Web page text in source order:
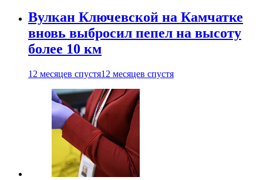
Вулкан Ключевской на Камчатке
вновь выбросил пепел на высоту
более 10 км
12 месяцев спустя12 месяцев спустя